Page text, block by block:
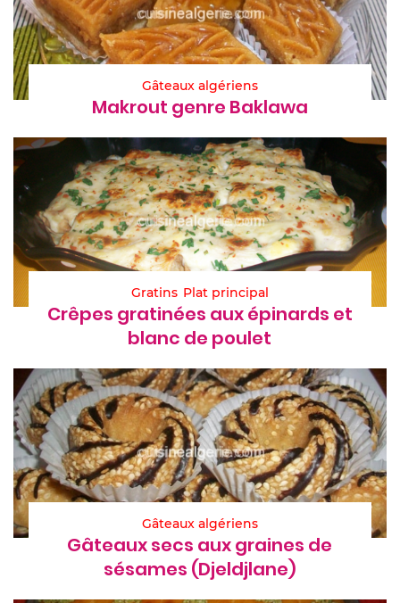
Gâteaux algériens
Makrout genre Baklawa
Gratins Plat principal
Crêpes gratinées aux épinards et
blanc de poulet
Gâteaux algériens
Gâteaux secs aux graines de
sésames (Djeldjlane)